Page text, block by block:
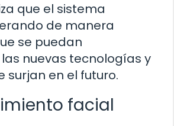
que el sistema
de manera
se puedan
nuevas tecnologías y
surjan en el futuro.
facial